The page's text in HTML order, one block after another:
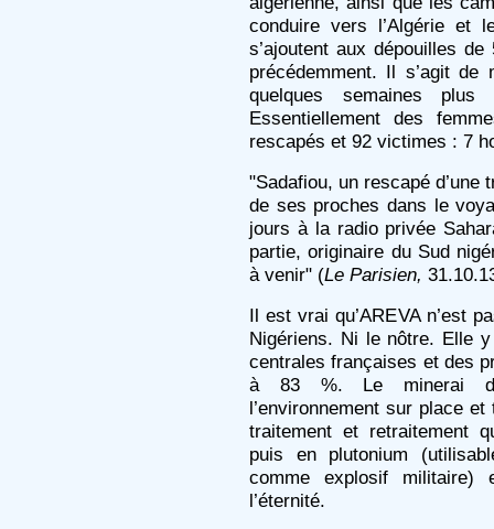
conduire vers l’Algérie et
s’ajoutent aux dépouilles
précédemment. Il s’agit de
quelques semaines
Essentiellement des
rescapés et 92 victimes : 7
"Sadafiou, un rescapé d’une
de ses proches dans le
jours à la radio privée
partie, originaire du Sud
à venir" (Le Parisien,
Il est vrai qu’AREVA n’est
Nigériens. Ni le nôtre. Elle
centrales françaises et des
à 83 %. Le minerai
l’environnement sur place
traitement et retraitement
puis en plutonium
comme explosif militaire)
l’éternité.